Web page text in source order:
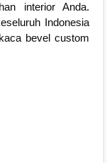
interior Anda.
Indonesia
bevel custom